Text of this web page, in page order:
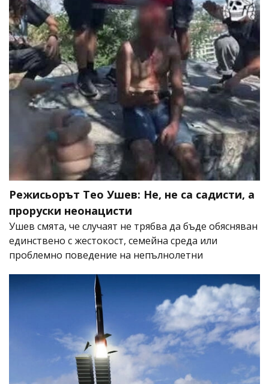
Режисьорът Тео Ушев: Не, не са садисти, а
проруски неонацисти
Ушев смята, че случаят не трябва да бъде обясняван
единствено с жестокост, семейна среда или
проблемно поведение на непълнолетни